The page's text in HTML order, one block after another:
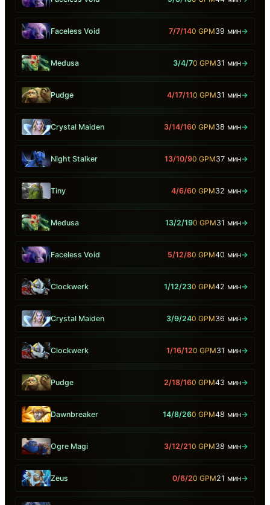
Faceless Void 7/7/140 GPM39 мин→
Medusa 3/4/70 GPM31 мин→
Pudge 4/17/110 GPM31 мин→
Crystal Maiden 3/14/160 GPM38 мин→
Night Stalker 13/10/90 GPM37 мин→
Tiny 4/6/60 GPM32 мин→
Medusa 13/2/190 GPM31 мин→
Faceless Void 5/12/80 GPM40 мин→
Clockwerk 1/12/230 GPM42 мин→
Crystal Maiden 3/9/240 GPM36 мин→
Clockwerk 1/16/120 GPM31 мин→
Pudge 2/18/160 GPM43 мин→
Dawnbreaker 14/8/260 GPM48 мин→
Ogre Magi 3/12/210 GPM38 мин→
Zeus 0/6/20 GPM21 мин→